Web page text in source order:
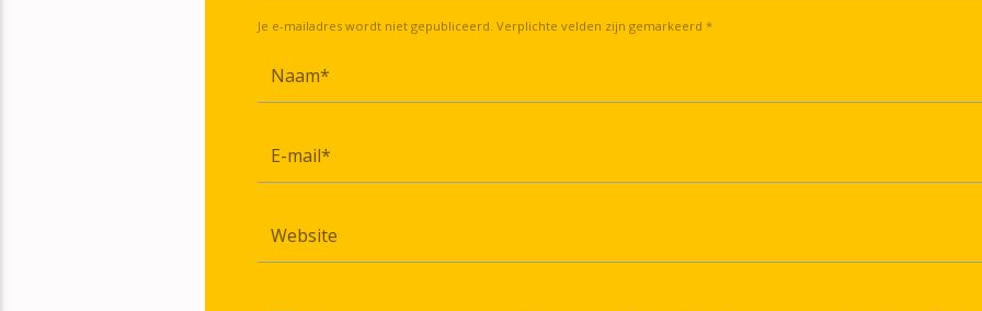
Je e-mailadres wordt niet gepubliceerd. Verplichte velden zijn gemarkeerd *